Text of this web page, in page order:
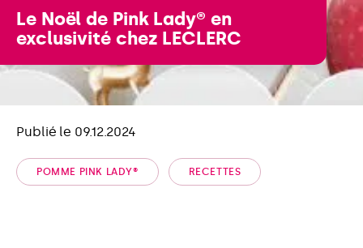
Le Noël de Pink Lady® en
exclusivité chez LECLERC
Publié le 09.12.2024
POMME PINK LADY® RECETTES